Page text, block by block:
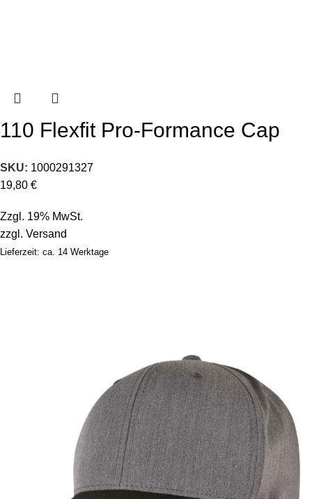
110 Flexfit Pro-Formance Cap
SKU: 1000291327
19,80 €
Zzgl. 19% MwSt.
zzgl. Versand
Lieferzeit: ca. 14 Werktage